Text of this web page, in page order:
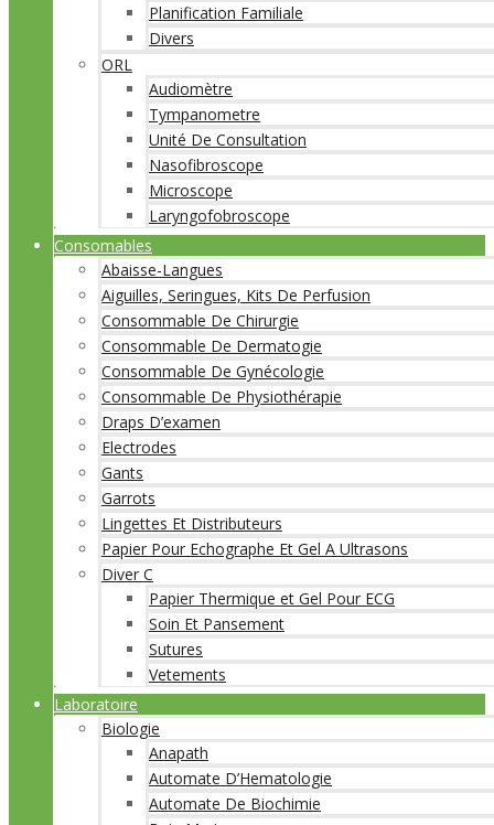
Planification Familiale
Divers
ORL
Audiomètre
Tympanometre
Unité De Consultation
Nasofibroscope
Microscope
Laryngofobroscope
Consomables
Abaisse-Langues
Aiguilles, Seringues, Kits De Perfusion
Consommable De Chirurgie
Consommable De Dermatogie
Consommable De Gynécologie
Consommable De Physiothérapie
Draps D’examen
Electrodes
Gants
Garrots
Lingettes Et Distributeurs
Papier Pour Echographe Et Gel A Ultrasons
Diver C
Papier Thermique et Gel Pour ECG
Soin Et Pansement
Sutures
Vetements
Laboratoire
Biologie
Anapath
Automate D’Hematologie
Automate De Biochimie